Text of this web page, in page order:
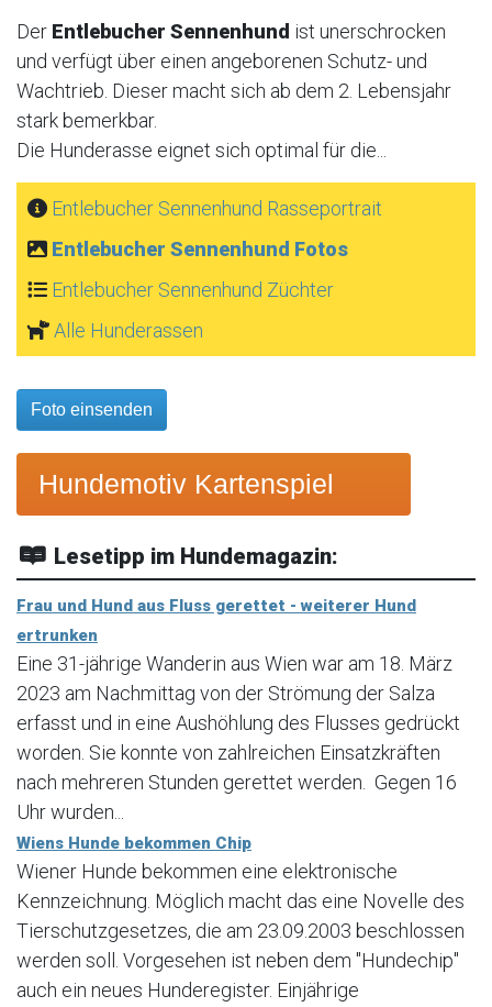
Der Entlebucher Sennenhund ist unerschrocken
und verfügt über einen angeborenen Schutz- und
Wachtrieb. Dieser macht sich ab dem 2. Lebensjahr
stark bemerkbar.
Die Hunderasse eignet sich optimal für die...
Entlebucher Sennenhund Rasseportrait
Entlebucher Sennenhund Fotos
Entlebucher Sennenhund Züchter
Alle Hunderassen
Foto einsenden
Hundemotiv Kartenspiel
Lesetipp im Hundemagazin:
Frau und Hund aus Fluss gerettet - weiterer Hund
ertrunken
Eine 31-jährige Wanderin aus Wien war am 18. März
2023 am Nachmittag von der Strömung der Salza
erfasst und in eine Aushöhlung des Flusses gedrückt
worden. Sie konnte von zahlreichen Einsatzkräften
nach mehreren Stunden gerettet werden. Gegen 16
Uhr wurden...
Wiens Hunde bekommen Chip
Wiener Hunde bekommen eine elektronische
Kennzeichnung. Möglich macht das eine Novelle des
Tierschutzgesetzes, die am 23.09.2003 beschlossen
werden soll. Vorgesehen ist neben dem "Hundechip"
auch ein neues Hunderegister. Einjährige